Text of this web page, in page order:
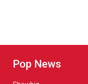
Pop News